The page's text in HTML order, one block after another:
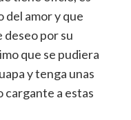
del amor y que
deseo por su
que se pudiera
y tenga unas
a estas